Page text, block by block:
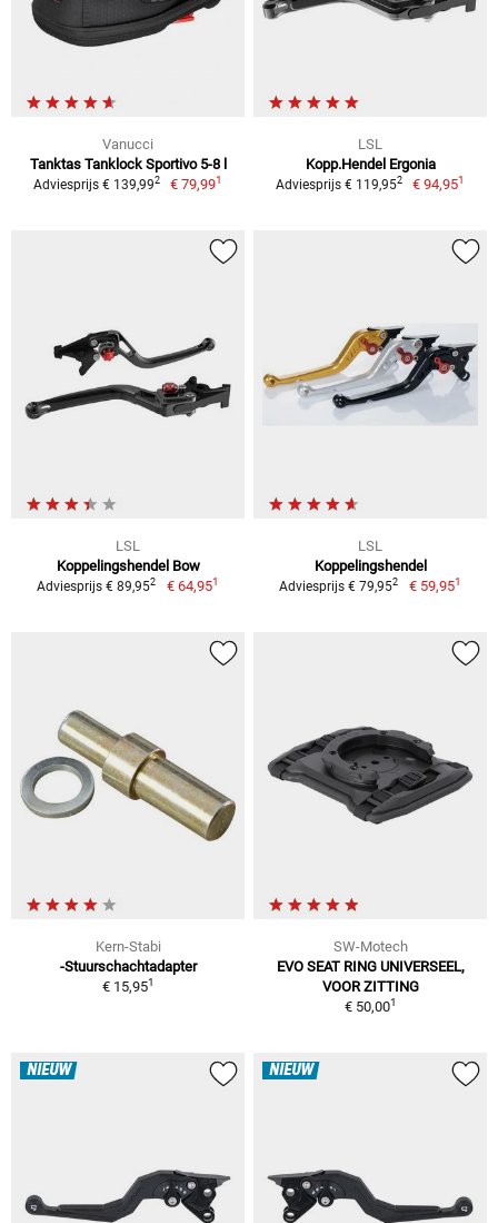
Vanucci
Tanktas Tanklock Sportivo 5-8 l
Adviesprijs € 139,992 € 79,991
LSL
Kopp.Hendel Ergonia
Adviesprijs € 119,952 € 94,951
LSL
Koppelingshendel Bow
Adviesprijs € 89,952 € 64,951
LSL
Koppelingshendel
Adviesprijs € 79,952 € 59,951
Kern-Stabi
-Stuurschachtadapter
€ 15,951
SW-Motech
EVO SEAT RING UNIVERSEEL,
VOOR ZITTING
€ 50,001
NIEUW NIEUW